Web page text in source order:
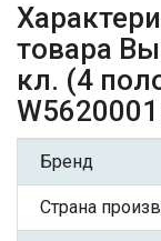
товара
кл. (4
Бренд
Страна